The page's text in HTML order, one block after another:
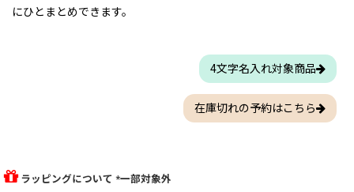
にひとまとめできます。
4文字名入れ対象商品
在庫切れの予約はこちら
ラッピングについて *一部対象外